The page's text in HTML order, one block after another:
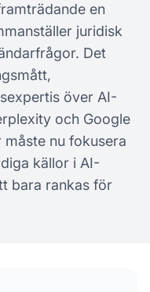
en
juridisk
Det
över AI-
och Google
nu fokusera
källor i AI-
bara rankas för